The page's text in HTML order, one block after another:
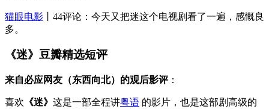
猫眼电影 丨44评论：今天又把迷这个电视剧看了一遍，感慨良
多。
《迷》豆瓣精选短评
来自必应网友（东西向北）的观后影评：
喜欢 《迷》 这是一部全程讲粤语 的影片，也是这部剧高级的